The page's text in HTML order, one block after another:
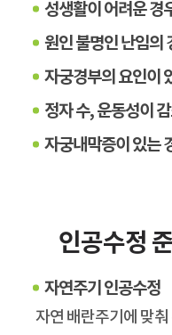
성생활이 어려운 경
원인 불명인 난임의
자궁경부의 요인이
정자 수, 운동성이
자궁내막증이 있는
인공수정
자연주기 인공수정
자연 배란주기에 맞